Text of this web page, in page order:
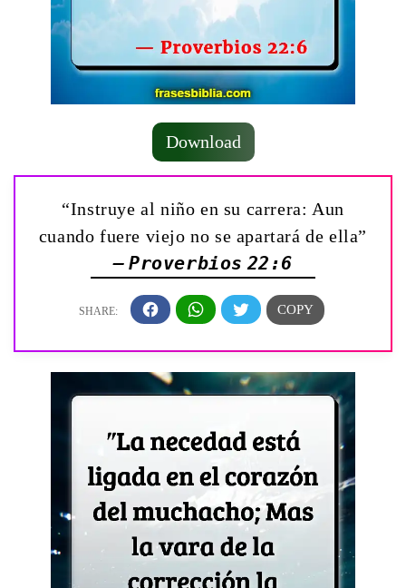
Download
“Instruye al niño en su carrera: Aun
cuando fuere viejo no se apartará de ella”
— Proverbios 22:6